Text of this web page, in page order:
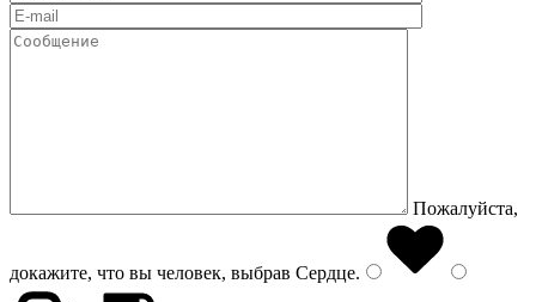
Пожалуйста,
докажите, что вы человек, выбрав Сердце.